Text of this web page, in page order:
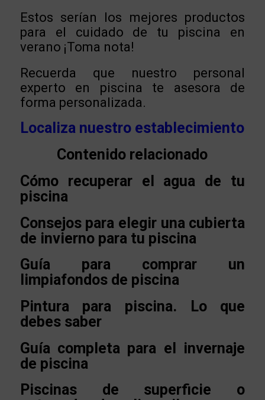
Estos serían los mejores productos
para el cuidado de tu piscina en
verano ¡Toma nota!
Recuerda que nuestro personal
experto en piscina te asesora de
forma personalizada.
Localiza nuestro establecimiento
Contenido relacionado
Cómo recuperar el agua de tu
piscina
Consejos para elegir una cubierta
de invierno para tu piscina
Guía para comprar un
limpiafondos de piscina
Pintura para piscina. Lo que
debes saber
Guía completa para el invernaje
de piscina
Piscinas de superficie o